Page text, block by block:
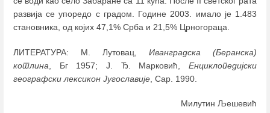
развија се упоредо с градом. Године 2003. имало је 1.483
становника, од којих 47,1% Срба и 21,5% Црногораца.
ЛИТЕРАТУРА: М. Лутовац, Иванградска (Беранска)
котлина , Бг 1957; Ј. Ђ. Марковић, Енциклопедијски
географски лексикон Југославије , Сар. 1990.
Милутин Љешевић